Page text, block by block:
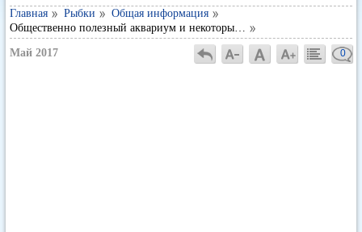
Главная Рыбки
Общая информация
Общественно полезный аквариум и некоторы…
Май 2017 0